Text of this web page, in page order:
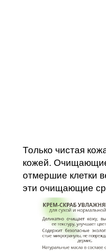
Только чистая
кожей. Очищающие
отмершие клетки
эти очищающие